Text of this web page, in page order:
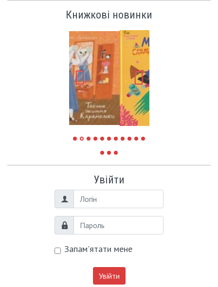
Книжкові новинки
Увійти
Логін
Пароль
Запам'ятати мене
Увійти